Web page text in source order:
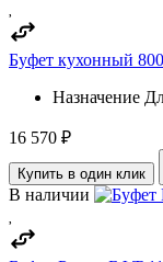
Буфет кухонный 800
Назначение
16 570 ₽
Купить в один клик
В наличии